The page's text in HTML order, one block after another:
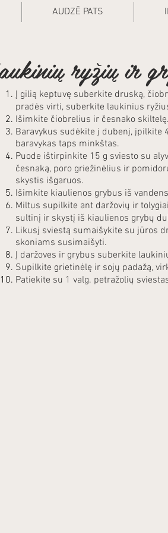
AUDZĒ PATS
ryžių ir
Į gilią keptuvę suberkite druską,
pradės virti, suberkite laukinius
Išimkite čiobrelius ir česnako
Baravykus sudėkite į dubenį,
baravykas taps minkštas.
Puode ištirpinkite 15 g sviesto su
česnaką, poro griežinėlius ir
skystis išgaruos.
Išimkite kiaulienos grybus iš
Miltus supilkite ant daržovių ir
sultinį ir skystį iš kiaulienos grybų
Likusį sviestą sumaišykite su jūros
skoniams susimaišyti.
Į daržoves ir grybus suberkite
Supilkite grietinėlę ir sojų padažą,
Patiekite su 1 valg. petražolių